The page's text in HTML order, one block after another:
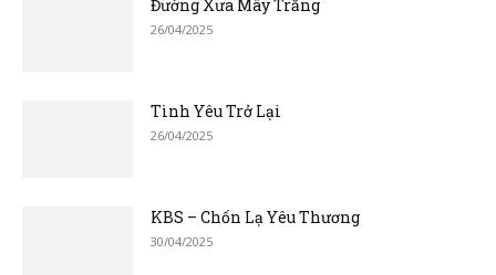
Đường Xưa Mây Trắng
26/04/2025
Tình Yêu Trở Lại
26/04/2025
KBS – Chốn Lạ Yêu Thương
30/04/2025